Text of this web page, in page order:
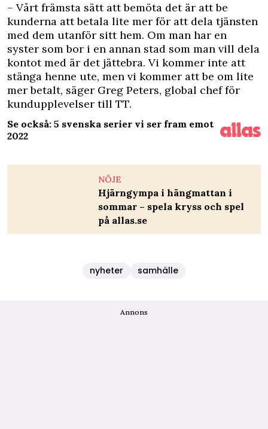
– Vårt främsta sätt att bemöta det är att be
kunderna att betala lite mer för att dela tjänsten
med dem utanför sitt hem. Om man har en
syster som bor i en annan stad som man vill dela
kontot med är det jättebra. Vi kommer inte att
stänga henne ute, men vi kommer att be om lite
mer betalt, säger Greg Peters, global chef för
kundupplevelser till TT.
Se också: 5 svenska serier vi ser fram emot
2022
NÖJE
Hjärngympa i hängmattan i
sommar – spela kryss och spel
på allas.se
nyheter samhälle
Annons